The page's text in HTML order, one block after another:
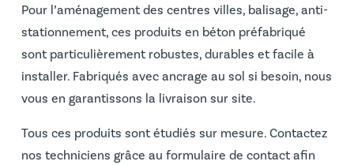
Pour l’aménagement des centres villes, balisage, anti-
stationnement, ces produits en béton préfabriqué
sont particulièrement robustes, durables et facile à
installer. Fabriqués avec ancrage au sol si besoin, nous
vous en garantissons la livraison sur site.
Tous ces produits sont étudiés sur mesure. Contactez
nos techniciens grâce au formulaire de contact afin